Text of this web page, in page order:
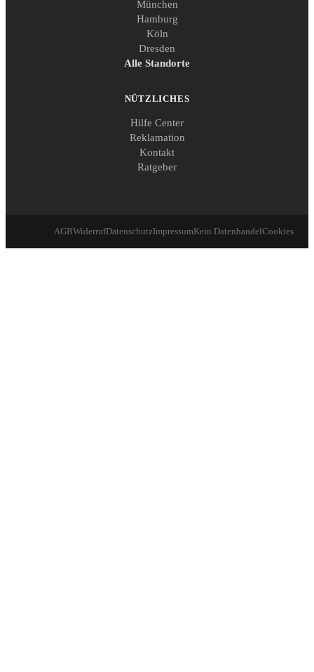
München
Hamburg
Köln
Dresden
Alle Standorte
NÜTZLICHES
Hilfe Center
Reklamation
Kontakt
Ratgeber
AGBWiderrufDatenschutzImpressumKein DatenhandelCookies